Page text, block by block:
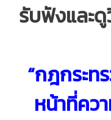
รับฟังและ
“กฎกระท
หน้าที่คว